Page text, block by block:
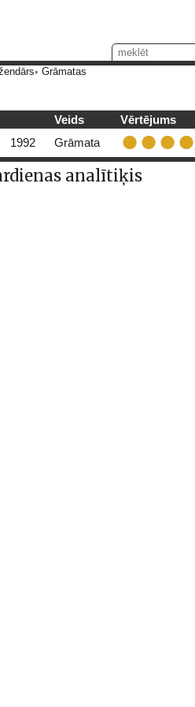
Grāmatas
Veids
Vērtējums
1992 Grāmata
analītiķis